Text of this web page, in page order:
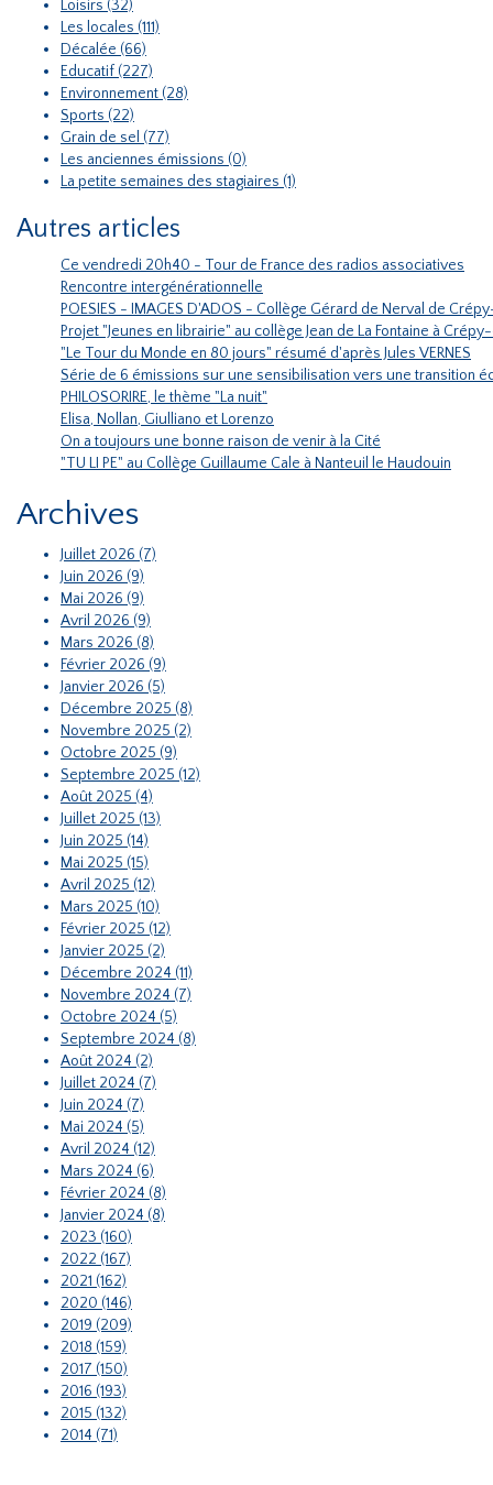
Loisirs (32)
Les locales (111)
Décalée (66)
Educatif (227)
Environnement (28)
Sports (22)
Grain de sel (77)
Les anciennes émissions (0)
La petite semaines des stagiaires (1)
Autres articles
Ce vendredi 20h40 - Tour de France des radios associatives
Rencontre intergénérationnelle
POESIES - IMAGES D'ADOS - Collège Gérard de Nerval de
Projet "Jeunes en librairie" au collège Jean de La Fontaine à
"Le Tour du Monde en 80 jours" résumé d'après Jules VERNES
Série de 6 émissions sur une sensibilisation vers une transition
PHILOSORIRE, le thème "La nuit"
Elisa, Nollan, Giulliano et Lorenzo
On a toujours une bonne raison de venir à la Cité
"TU LI PE" au Collège Guillaume Cale à Nanteuil le Haudouin
Archives
Juillet 2026 (7)
Juin 2026 (9)
Mai 2026 (9)
Avril 2026 (9)
Mars 2026 (8)
Février 2026 (9)
Janvier 2026 (5)
Décembre 2025 (8)
Novembre 2025 (2)
Octobre 2025 (9)
Septembre 2025 (12)
Août 2025 (4)
Juillet 2025 (13)
Juin 2025 (14)
Mai 2025 (15)
Avril 2025 (12)
Mars 2025 (10)
Février 2025 (12)
Janvier 2025 (2)
Décembre 2024 (11)
Novembre 2024 (7)
Octobre 2024 (5)
Septembre 2024 (8)
Août 2024 (2)
Juillet 2024 (7)
Juin 2024 (7)
Mai 2024 (5)
Avril 2024 (12)
Mars 2024 (6)
Février 2024 (8)
Janvier 2024 (8)
2023 (160)
2022 (167)
2021 (162)
2020 (146)
2019 (209)
2018 (159)
2017 (150)
2016 (193)
2015 (132)
2014 (71)